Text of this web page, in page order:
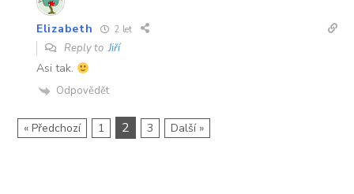
Elizabeth 2 let
Reply toJiří
Asi tak.
Odpovědět
« Předchozí 1 2 3 Další »